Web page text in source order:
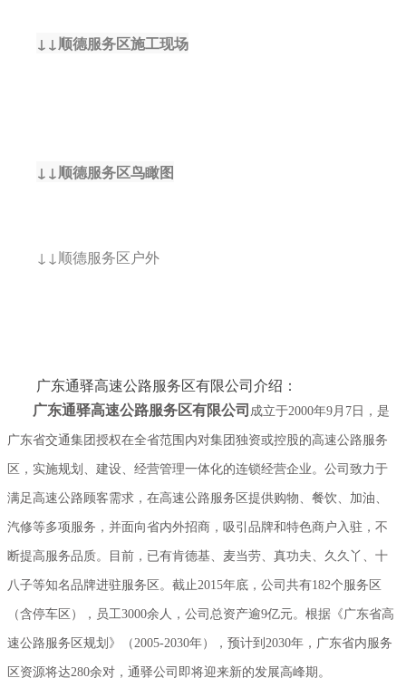
↓↓顺德服务区施工现场
↓↓顺德服务区鸟瞰图
↓↓顺德服务区户外
	广东通驿高速公路服务区有限公司介绍：
广东通驿高速公路服务区有限公司 成立于2000年9月7日，是
广东省交通集团授权在全省范围内对集团独资或控股的高速公路服务
区，实施规划、建设、经营管理一体化的连锁经营企业。公司致力于
满足高速公路顾客需求，在高速公路服务区提供购物、餐饮、加油、
汽修等多项服务，并面向省内外招商，吸引品牌和特色商户入驻，不
断提高服务品质。目前，已有肯德基、麦当劳、真功夫、久久丫、十
八子等知名品牌进驻服务区。截止2015年底，公司共有182个服务区
（含停车区），员工3000余人，公司总资产逾9亿元。根据《广东省高
速公路服务区规划》（2005-2030年），预计到2030年，广东省内服务
区资源将达280余对，通驿公司即将迎来新的发展高峰期。